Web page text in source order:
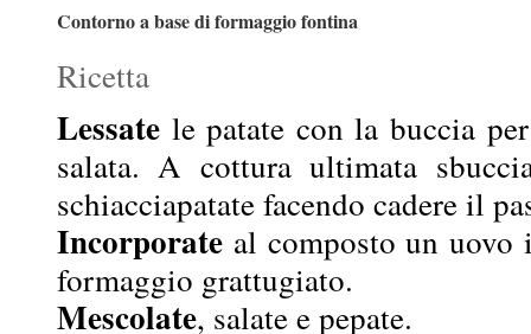
Contorno a base di formaggio fontina
Ricetta
Lessate le patate con la buccia
salata. A cottura ultimata
schiacciapatate facendo cadere il
Incorporate al composto un
formaggio grattugiato.
Mescolate, salate e pepate.